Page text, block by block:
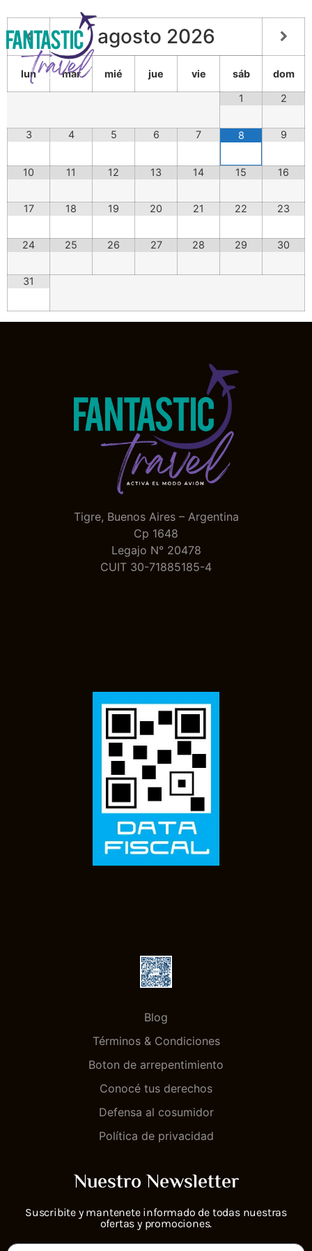
agosto 2026
lun mar mié jue vie sáb dom
1 2
3 4 5 6 7 8 9
10 11 12 13 14 15 16
17 18 19 20 21 22 23
24 25 26 27 28 29 30
31
Tigre, Buenos Aires – Argentina
Cp 1648
Legajo N° 20478
CUIT 30-71885185-4
Blog
Términos & Condiciones
Boton de arrepentimiento
Conocé tus derechos
Defensa al cosumidor
Política de privacidad
Nuestro Newsletter
Suscribite y mantenete informado de todas nuestras
ofertas y promociones.